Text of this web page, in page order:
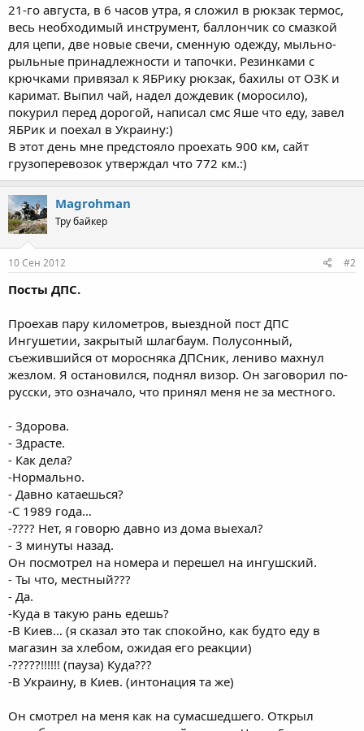
21-го августа, в 6 часов утра, я сложил в рюкзак термос,
весь необходимый инструмент, баллончик со смазкой
для цепи, две новые свечи, сменную одежду, мыльно-
рыльные принадлежности и тапочки. Резинками с
крючками привязал к ЯБРику рюкзак, бахилы от ОЗК и
каримат. Выпил чай, надел дождевик (моросило),
покурил перед дорогой, написал смс Яше что еду, завел
ЯБРик и поехал в Украину:)
В этот день мне предстояло проехать 900 км, сайт
грузоперевозок утверждал что 772 км.:)
Magrohman
Тру байкер
10 Сен 2012 #2
Посты ДПС.
Проехав пару километров, выездной пост ДПС
Ингушетии, закрытый шлагбаум. Полусонный,
съежившийся от моросняка ДПСник, лениво махнул
жезлом. Я остановился, поднял визор. Он заговорил по-
русски, это означало, что принял меня не за местного.
- Здорова.
- Здрасте.
- Как дела?
-Нормально.
- Давно катаешься?
-С 1989 года…
-???? Нет, я говорю давно из дома выехал?
- 3 минуты назад.
Он посмотрел на номера и перешел на ингушский.
- Ты что, местный???
- Да.
-Куда в такую рань едешь?
-В Киев… (я сказал это так спокойно, как будто еду в
магазин за хлебом, ожидая его реакции)
-?????!!!!!! (пауза) Куда???
-В Украину, в Киев. (интонация та же)
Он смотрел на меня как на сумасшедшего. Открыл